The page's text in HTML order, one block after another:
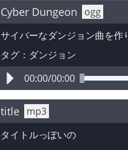
Cyber Dungeon
ogg
サイバーなダンジョン曲を作
タグ： ダンジョン
00:00/00:00
title mp3
タイトルっぽいの